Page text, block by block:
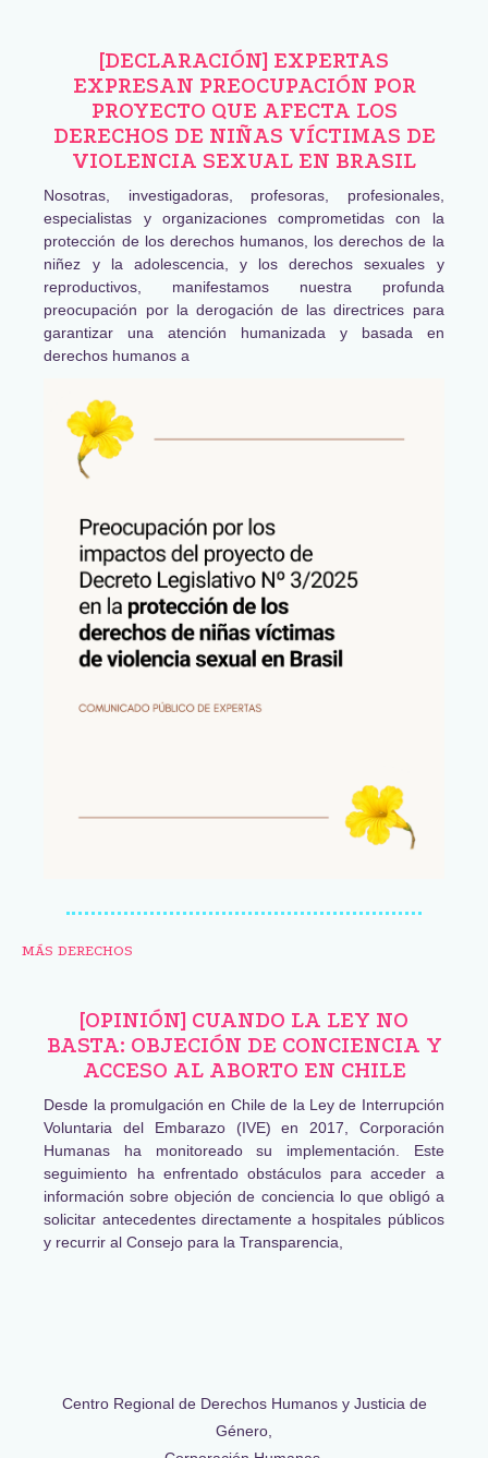
[DECLARACIÓN] EXPERTAS
EXPRESAN PREOCUPACIÓN POR
PROYECTO QUE AFECTA LOS
DERECHOS DE NIÑAS VÍCTIMAS DE
VIOLENCIA SEXUAL EN BRASIL
Nosotras, investigadoras, profesoras, profesionales,
especialistas y organizaciones comprometidas con la
protección de los derechos humanos, los derechos de la
niñez y la adolescencia, y los derechos sexuales y
reproductivos, manifestamos nuestra profunda
preocupación por la derogación de las directrices para
garantizar una atención humanizada y basada en
derechos humanos a
MÁS DERECHOS
[OPINIÓN] CUANDO LA LEY NO
BASTA: OBJECIÓN DE CONCIENCIA Y
ACCESO AL ABORTO EN CHILE
Desde la promulgación en Chile de la Ley de Interrupción
Voluntaria del Embarazo (IVE) en 2017, Corporación
Humanas ha monitoreado su implementación. Este
seguimiento ha enfrentado obstáculos para acceder a
información sobre objeción de conciencia lo que obligó a
solicitar antecedentes directamente a hospitales públicos
y recurrir al Consejo para la Transparencia,
Centro Regional de Derechos Humanos y Justicia de
Género,